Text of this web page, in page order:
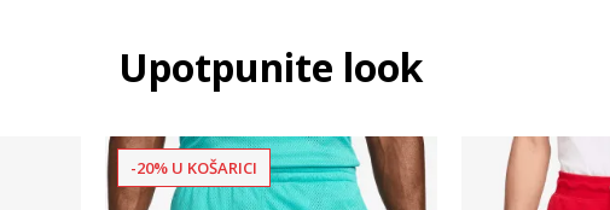
Upotpunite look
-20% U KOŠARICI